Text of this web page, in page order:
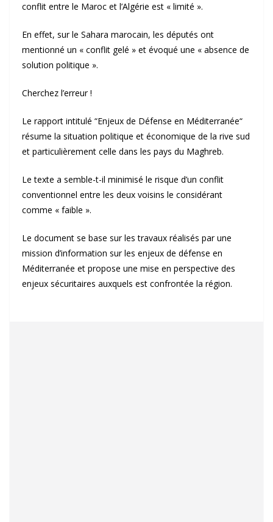
conflit entre le Maroc et l’Algérie est « limité ».
En effet, sur le Sahara marocain, les députés ont
mentionné un « conflit gelé » et évoqué une « absence de
solution politique ».
Cherchez l’erreur !
Le rapport intitulé “Enjeux de Défense en Méditerranée“
résume la situation politique et économique de la rive sud
et particulièrement celle dans les pays du Maghreb.
Le texte a semble-t-il minimisé le risque d’un conflit
conventionnel entre les deux voisins le considérant
comme « faible ».
Le document se base sur les travaux réalisés par une
mission d’information sur les enjeux de défense en
Méditerranée et propose une mise en perspective des
enjeux sécuritaires auxquels est confrontée la région.